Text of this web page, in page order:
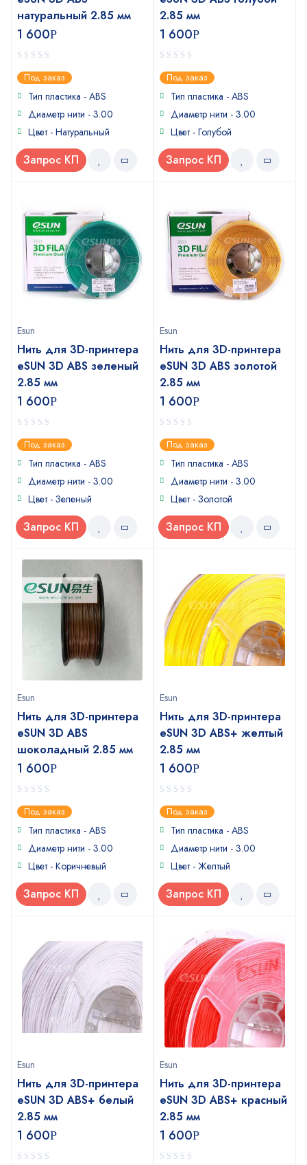
натуральный 2.85 мм
1 600Р
0
out
of
Под заказ
Тип пластика - ABS
Диаметр нити - 3.00
Цвет - Натуральный
Запрос КП
2.85 мм
1 600Р
0
out
of
Под заказ
Тип пластика - ABS
Диаметр нити - 3.00
Цвет - Голубой
Запрос КП
Esun
Нить для 3D-принтера
eSUN 3D ABS зеленый
2.85 мм
1 600Р
0
out
of
Под заказ
Тип пластика - ABS
Диаметр нити - 3.00
Цвет - Зеленый
Запрос КП
Esun
Нить для 3D-принтера
eSUN 3D ABS золотой
2.85 мм
1 600Р
0
out
of
Под заказ
Тип пластика - ABS
Диаметр нити - 3.00
Цвет - Золотой
Запрос КП
Esun
Нить для 3D-принтера
eSUN 3D ABS
шоколадный 2.85 мм
1 600Р
0
out
of
Под заказ
Тип пластика - ABS
Диаметр нити - 3.00
Цвет - Коричневый
Запрос КП
Esun
Нить для 3D-принтера
eSUN 3D ABS+ желтый
2.85 мм
1 600Р
0
out
of
Под заказ
Тип пластика - ABS
Диаметр нити - 3.00
Цвет - Желтый
Запрос КП
Esun
Нить для 3D-принтера
eSUN 3D ABS+ белый
2.85 мм
1 600Р
Esun
Нить для 3D-принтера
eSUN 3D ABS+ красный
2.85 мм
1 600Р